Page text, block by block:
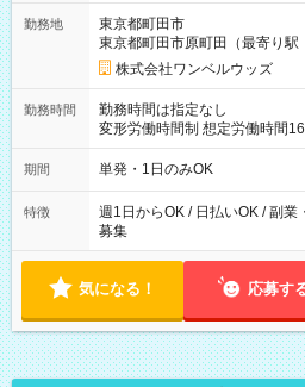
勤務地
東京都町田市
東京都町田市原町田（最寄り駅
株式会社ワンベルウッズ
勤務時間
勤務時間は指定なし
変形労働時間制 想定労働時間160時間/月 【シフ
～21：00
期間 単発・1日のみOK
特徴
週1日からOK / 日払いOK / 副
募集
気になる！ 応募す